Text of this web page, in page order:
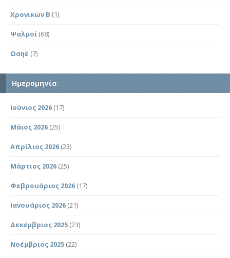
Χρονικών Β΄ (1)
Ψαλμοί (68)
Ωσηέ (7)
Ημερομηνία
Ιούνιος 2026 (17)
Μάιος 2026 (25)
Απρίλιος 2026 (23)
Μάρτιος 2026 (25)
Φεβρουάριος 2026 (17)
Ιανουάριος 2026 (21)
Δεκέμβριος 2025 (23)
Νοέμβριος 2025 (22)